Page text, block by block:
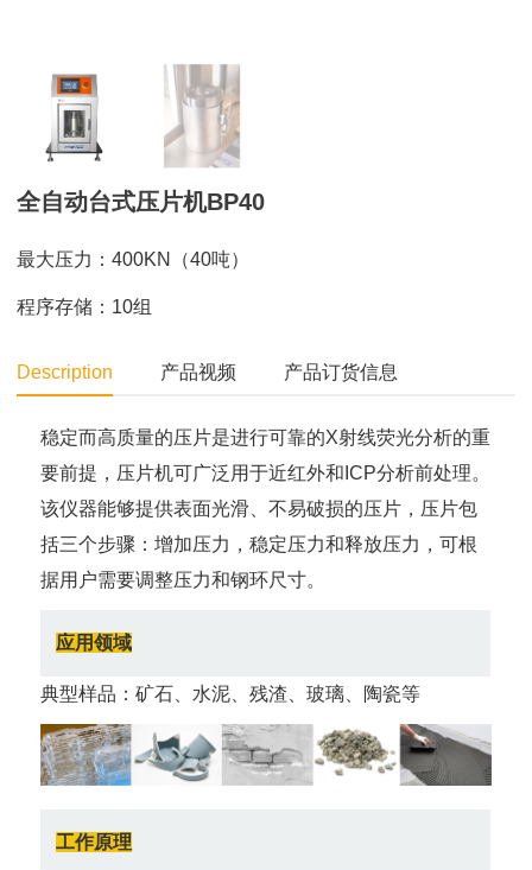
全自动台式压片机BP40
最大压力：400KN（40吨）
程序存储：10组
Description 产品视频 产品订货信息
稳定而高质量的压片是进行可靠的X射线荧光分析的重
要前提，压片机可广泛用于近红外和ICP分析前处理。
该仪器能够提供表面光滑、不易破损的压片，压片包
括三个步骤：增加压力，稳定压力和释放压力，可根
据用户需要调整压力和钢环尺寸。
应用领域
典型样品：矿石、水泥、残渣、玻璃、陶瓷等
工作原理